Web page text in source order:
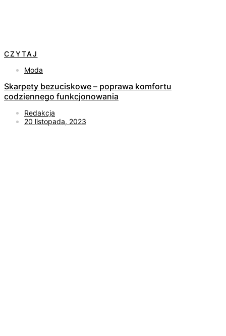
CZYTAJ
Moda
Skarpety bezuciskowe – poprawa komfortu
codziennego funkcjonowania
Redakcja
20 listopada, 2023